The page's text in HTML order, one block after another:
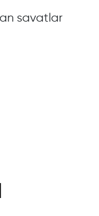
savatlar